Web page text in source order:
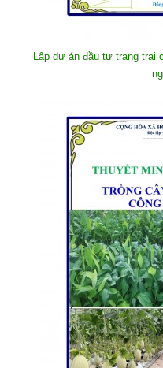
Lập dự án đầu tư trang trại